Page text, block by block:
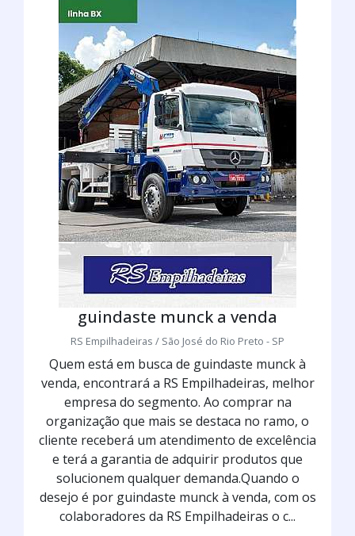
guindaste munck a venda
RS Empilhadeiras / São José do Rio Preto - SP
Quem está em busca de guindaste munck à
venda, encontrará a RS Empilhadeiras, melhor
empresa do segmento. Ao comprar na
organização que mais se destaca no ramo, o
cliente receberá um atendimento de excelência
e terá a garantia de adquirir produtos que
solucionem qualquer demanda.Quando o
desejo é por guindaste munck à venda, com os
colaboradores da RS Empilhadeiras o c...